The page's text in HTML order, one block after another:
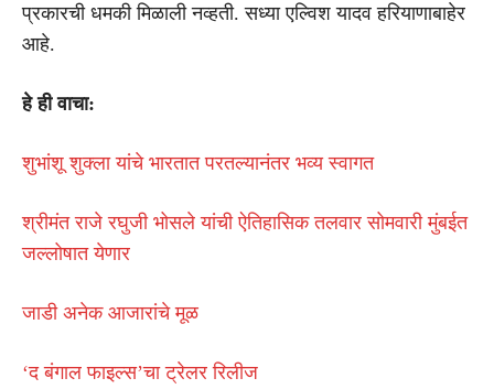
प्रकारची धमकी मिळाली नव्हती. सध्या एल्विश यादव हरियाणाबाहेर
आहे.
हे ही वाचा:
शुभांशू शुक्ला यांचे भारतात परतल्यानंतर भव्य स्वागत
श्रीमंत राजे रघुजी भोसले यांची ऐतिहासिक तलवार सोमवारी मुंबईत
जल्लोषात येणार
जाडी अनेक आजारांचे मूळ
‘द बंगाल फाइल्स’चा ट्रेलर रिलीज